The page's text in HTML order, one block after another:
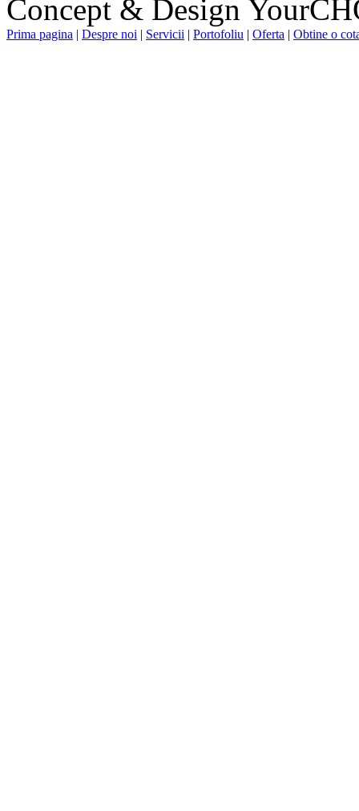
Concept & Design
Prima pagina | Despre noi | Servicii | Portofoliu | Oferta | Obtine o